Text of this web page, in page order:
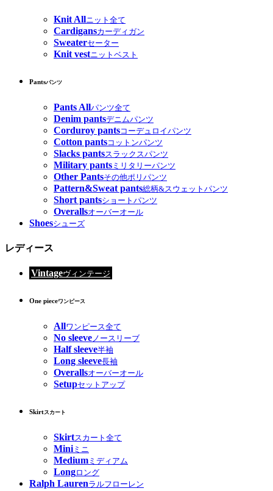
Knit Allニット全て
Cardigansカーディガン
Sweaterセーター
Knit vestニットベスト
Pantsパンツ
Pants Allパンツ全て
Denim pantsデニムパンツ
Corduroy pantsコーデュロイパンツ
Cotton pantsコットンパンツ
Slacks pantsスラックスパンツ
Military pants ミリタリーパンツ
Other Pantsその他ポリパンツ
Pattern&Sweat pants総柄&スウェットパンツ
Short pantsショートパンツ
Overallsオーバーオール
Shoesシューズ
レディース
Vintageヴィンテージ
One pieceワンピース
Allワンピース全て
No sleeveノースリーブ
Half sleeve半袖
Long sleeve長袖
Overallsオーバーオール
Setupセットアップ
Skirtスカート
Skirtスカート全て
Miniミニ
Medium ミディアム
Longロング
Ralph Laurenラルフローレン